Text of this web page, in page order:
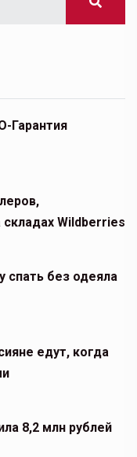
Гарантия
Wildberries
спать без одеяла
едут, когда
8,2 млн рублей